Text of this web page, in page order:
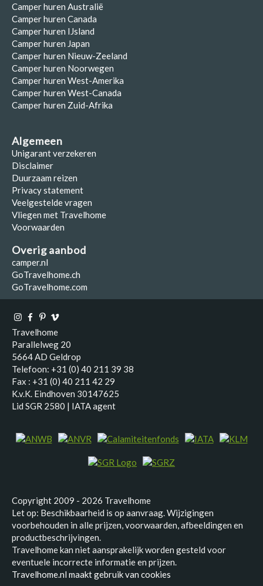
Camper huren Australië
Camper huren Canada
Camper huren IJsland
Camper huren Japan
Camper huren Nieuw-Zeeland
Camper huren Noorwegen
Camper huren West-Amerika
Camper huren West-Canada
Camper huren Zuid-Afrika
Algemeen
Unigarant verzekeren
Disclaimer
Duurzaam reizen
Privacy statement
Veelgestelde vragen
Vliegen met Travelhome
Voorwaarden
Overig aanbod
camper.nl
GoTravelhome.ch
GoTravelhome.com
Travelhome
Parallelweg 20
5664 AD Geldrop
Telefoon: +31 (0) 40 211 39 38
Fax : +31 (0) 40 211 42 29
K.v.K. Eindhoven 30147625
Lid SGR 2580 | IATA agent
Copyright 2009 - 2026 Travelhome
Let op: Beschikbaarheid is op aanvraag. Wijzigingen
voorbehouden in alle prijzen, voorwaarden, afbeeldingen en
productbeschrijvingen.
Travelhome kan niet aansprakelijk worden gesteld voor
eventuele incorrecte informatie en prijzen.
Travelhome.nl maakt gebruik van cookies